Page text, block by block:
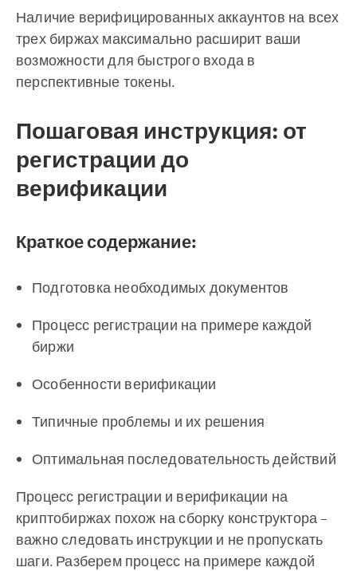
Наличие верифицированных аккаунтов на всех
трех биржах максимально расширит ваши
возможности для быстрого входа в
перспективные токены.
Пошаговая инструкция: от
регистрации до
верификации
Краткое содержание:
Подготовка необходимых документов
Процесс регистрации на примере каждой
биржи
Особенности верификации
Типичные проблемы и их решения
Оптимальная последовательность действий
Процесс регистрации и верификации на
криптобиржах похож на сборку конструктора –
важно следовать инструкции и не пропускать
шаги. Разберем процесс на примере каждой